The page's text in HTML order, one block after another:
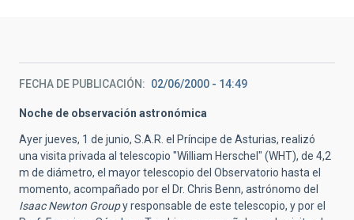
FECHA DE PUBLICACIÓN 02/06/2000 - 14:49
Noche de observación astronómica
Ayer jueves, 1 de junio, S.A.R. el Príncipe de Asturias, realizó
una visita privada al telescopio "William Herschel" (WHT), de 4,2
m de diámetro, el mayor telescopio del Observatorio hasta el
momento, acompañado por el Dr. Chris Benn, astrónomo del
Isaac Newton Groupy responsable de este telescopio, y por el